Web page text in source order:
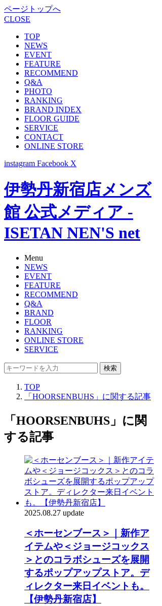
ページトップへ
CLOSE
TOP
NEWS
EVENT
FEATURE
RECOMMEND
Q&A
PHOTO
RANKING
BRAND INDEX
FLOOR GUIDE
SERVICE
CONTACT
ONLINE STORE
instagram Facebook X
伊勢丹新宿店メンズ
館 公式メディア -
ISETAN NEN'S net
Menu
NEWS
EVENT
FEATURE
RECOMMEND
Q&A
BRAND
FLOOR
RANKING
ONLINE STORE
SERVICE
検索
TOP
「HOORSENBUHS」に関する記事
「HOORSENBUHS」に関
する記事
2025.08.27 update
＜ホーセンブース＞｜新作ア
イテムや＜ジョージコックス
＞とのコラボシューズを展開
するポップアップストア。デ
ィレクター来日イベントも。
【伊勢丹新宿店】